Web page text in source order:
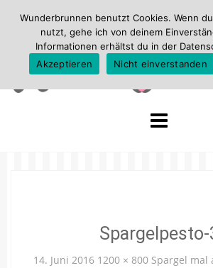
Spargelpesto-
14. Juni 2016 1200 × 800 Spargel mal
Wunderbrunnen benutzt Cookies. Wenn
nutzt, gehe ich von deinem
Informationen erhältst du in der
Akzeptieren
Nicht einverstanden